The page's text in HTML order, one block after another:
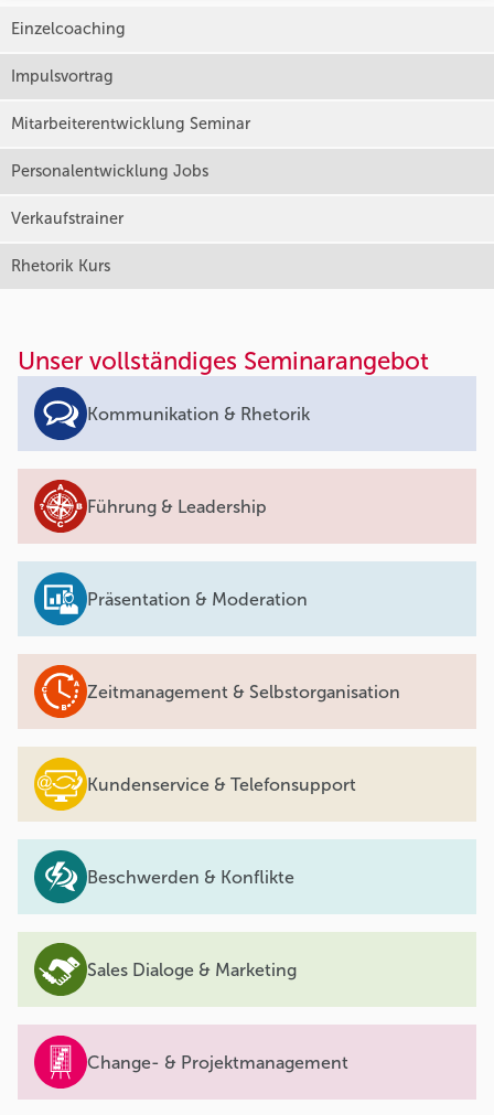
Einzelcoaching
Impulsvortrag
Mitarbeiterentwicklung Seminar
Personalentwicklung Jobs
Verkaufstrainer
Rhetorik Kurs
Unser vollständiges Seminarangebot
Kommunikation & Rhetorik
Führung & Leadership
Präsentation & Moderation
Zeitmanagement & Selbstorganisation
Kundenservice & Telefonsupport
Beschwerden & Konflikte
Sales Dialoge & Marketing
Change- & Projektmanagement